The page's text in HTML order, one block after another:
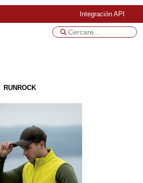
Integración API
RUNROCK